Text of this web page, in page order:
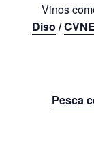
Vinos
Diso /CVNE
Pesca